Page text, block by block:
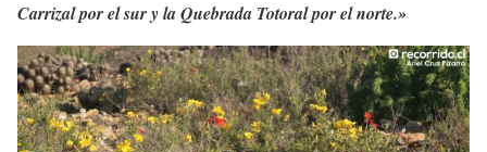
Carrizal por el sur y la Quebrada Totoral por el norte.»